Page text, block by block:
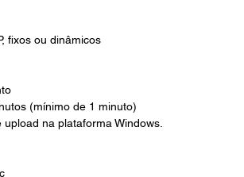
fixos ou dinâmicos
(mínimo de 1 minuto)
na plataforma Windows.